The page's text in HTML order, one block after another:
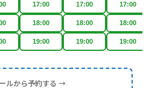
17:00
18:00
19:00
17:00
18:00
19:00
17:00
18:00
19:00
ルから予約する →